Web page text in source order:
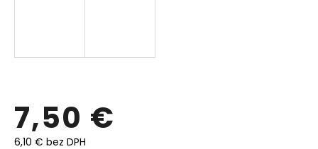
7,50 €
6,10 € bez DPH